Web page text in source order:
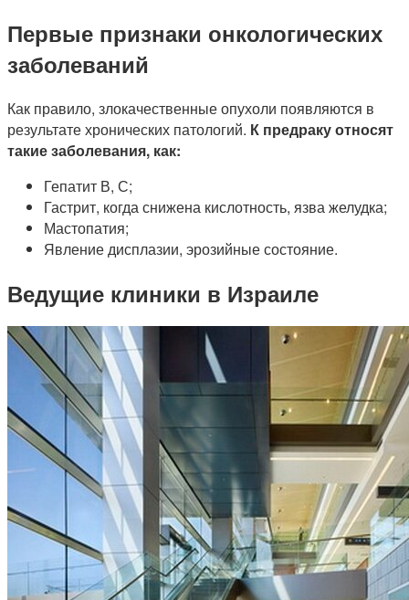
Первые признаки онкологических
заболеваний
Как правило, злокачественные опухоли появляются в
результате хронических патологий. К предраку относят
такие заболевания, как:
Гепатит В, С;
Гастрит, когда снижена кислотность, язва желудка;
Мастопатия;
Явление дисплазии, эрозийные состояние.
Ведущие клиники в Израиле